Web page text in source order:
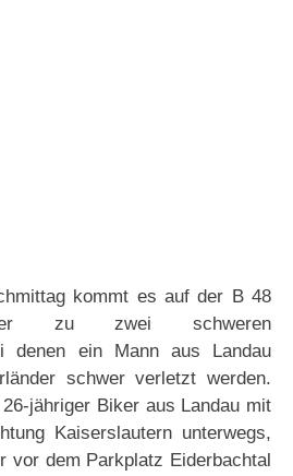
kommt es auf der B 48
zu zwei schweren
denen ein Mann aus Landau
schwer verletzt werden.
jähriger Biker aus Landau mit
Kaiserslautern unterwegs,
vor dem Parkplatz Eiderbachtal